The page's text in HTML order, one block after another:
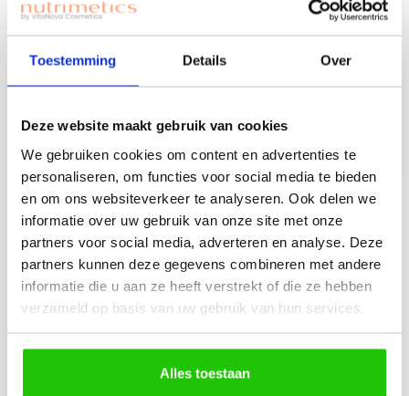
Toestemming Details Over
Deze website maakt gebruik van cookies
We gebruiken cookies om content en advertenties te
personaliseren, om functies voor social media te bieden
en om ons websiteverkeer te analyseren. Ook delen we
informatie over uw gebruik van onze site met onze
partners voor social media, adverteren en analyse. Deze
partners kunnen deze gegevens combineren met andere
informatie die u aan ze heeft verstrekt of die ze hebben
verzameld op basis van uw gebruik van hun services.
Alles toestaan
Ben je nieuwe
accounthouder?
claimen!
Bouw je eigen
beauty community!
Advies nodig of een
gratis workshop
boeken? Neem
contact op met
jouw adviseuse of
mail ons!